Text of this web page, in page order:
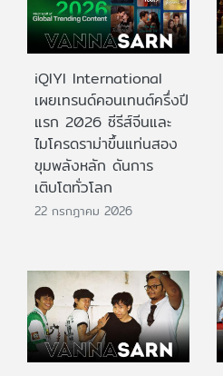
iQIYI International
เผยเทรนด์คอนเทนต์ครึ่งปี
แรก 2026 ซีรีส์จีนและ
ไมโครดราม่าขึ้นแท่นสอง
ขุมพลังหลัก ดันการ
เติบโตทั่วโลก
22 กรกฎาคม 2026